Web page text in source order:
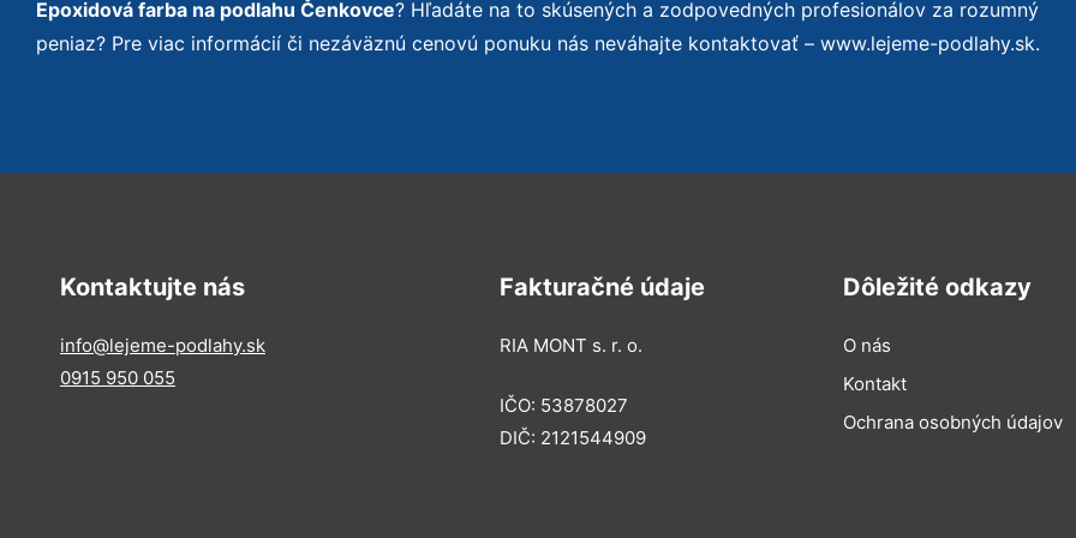
Epoxidová farba na podlahu Čenkovce? Hľadáte na to skúsených a zodpovedných profesionálov za rozumný
peniaz? Pre viac informácií či nezáväznú cenovú ponuku nás neváhajte kontaktovať – www.lejeme-podlahy.sk.
Kontaktujte nás
info@lejeme-podlahy.sk
0915 950 055
Fakturačné údaje
RIA MONT s. r. o.
IČO: 53878027
DIČ: 2121544909
Dôležité odkazy
O nás
Kontakt
Ochrana osobných údajov